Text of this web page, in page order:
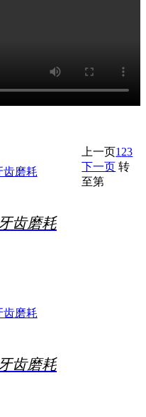
齿磨耗
齿磨耗
上一页1 23
下一页 转
至第